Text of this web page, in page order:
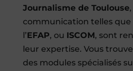
Journalisme de Toulouse
communication telles que
l’EFAP, ou ISCOM, sont
leur expertise. Vous
des modules spécialisés